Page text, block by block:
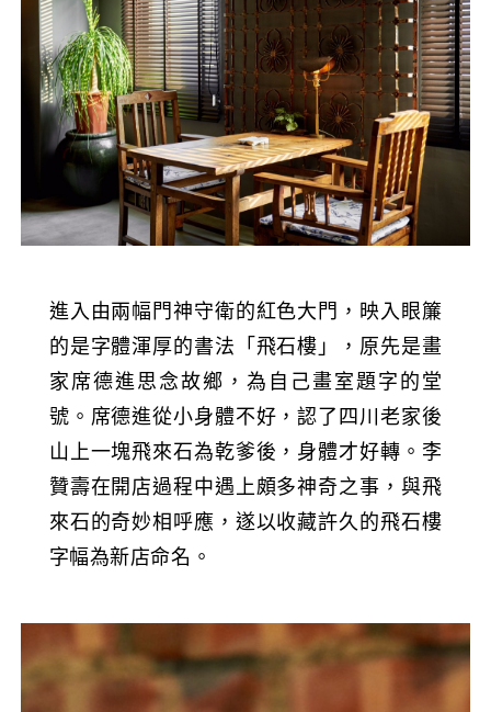
進入由兩幅門神守衛的紅色大門，映入眼簾
的是字體渾厚的書法「飛石樓」，原先是畫
家席德進思念故鄉，為自己畫室題字的堂
號。席德進從小身體不好，認了四川老家後
山上一塊飛來石為乾爹後，身體才好轉。李
贊壽在開店過程中遇上頗多神奇之事，與飛
來石的奇妙相呼應，遂以收藏許久的飛石樓
字幅為新店命名。